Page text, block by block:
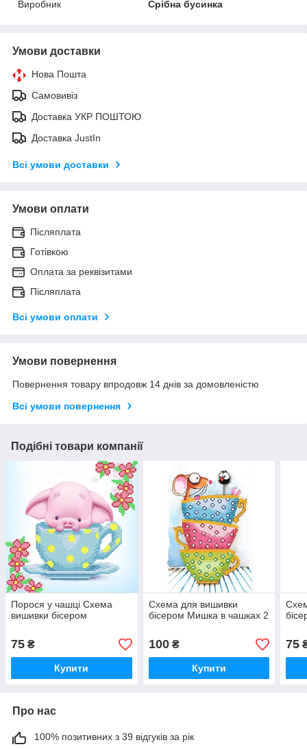
Виробник
Срібна бусинка
Умови доставки
Нова Пошта
Самовивіз
Доставка УКР ПОШТОЮ
Доставка JustIn
Всі умови доставки
Умови оплати
Післяплата
Готівкою
Оплата за реквізитами
Післяплата
Всі умови оплати
Умови повернення
Повернення товару впродовж 14 днів за домовленістю
Всі умови повернення
Подібні товари компанії
Порося у чашці Схема
вишивки бісером
75 ₴
Купити
Схема для вишивки
бісером Мишка в чашках 2
100₴
Купити
75
Про нас
100% позитивних з 39 відгуків за рік